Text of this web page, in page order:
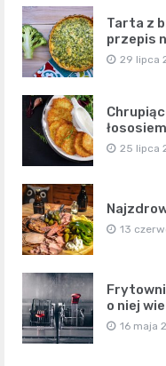
Tarta z
przepis
29 lipca
25 lipca
13
o niej
16 maja